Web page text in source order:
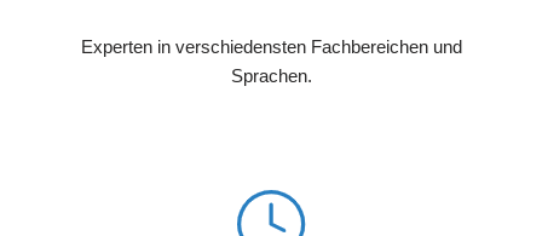
Experten in verschiedensten Fachbereichen und
Sprachen.